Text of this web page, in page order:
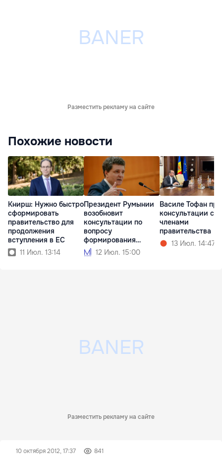
Разместить рекламу на сайте
Похожие новости
Книрш: Нужно быстро
сформировать
правительство для
продолжения
вступления в ЕС
11 Июл. 13:14
Президент Румынии
возобновит
консультации по
вопросу
формирования
правительства
12 Июл. 15:00
Василе Тофан
консультации с
членами
правительства
13 Июл. 14:47
Разместить рекламу на сайте
10 октября 2012, 17:37 841